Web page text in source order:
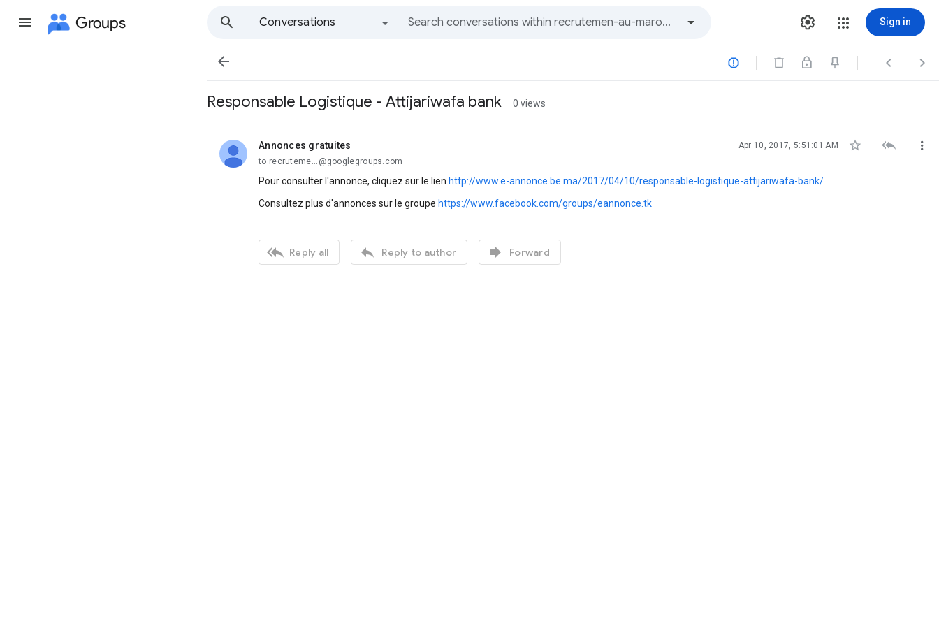
Groups
Conversations
Sign in
   
Responsable Logistique - Attijariwafa bank 0 views
Annonces gratuites
unread, Apr 10, 2017, 5:51:01 AM   
to recruteme...@googlegroups.com
Pour consulter l'annonce, cliquez sur le lien http://www.e-annonce.be.ma/2017/04/10/responsable-logistique-attijariwafa-bank/
Consultez plus d'annonces sur le groupe https://www.facebook.com/groups/eannonce.tk
 Reply all  Reply to author  Forward